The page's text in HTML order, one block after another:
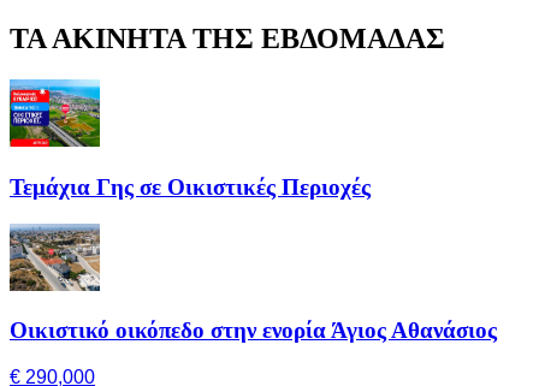
ΤΑ ΑΚΙΝΗΤΑ ΤΗΣ ΕΒΔΟΜΑΔΑΣ
Τεμάχια Γης σε Οικιστικές Περιοχές
Οικιστικό οικόπεδο στην ενορία Άγιος Αθανάσιος
€ 290,000